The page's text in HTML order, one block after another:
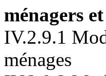
ménagers
IV.2.9.1
ménages